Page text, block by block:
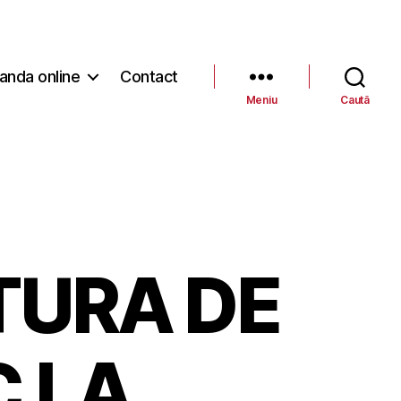
online Contact
Meniu Caută
DE